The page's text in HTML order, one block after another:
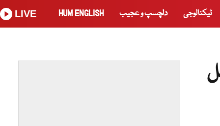
ٹیکنالوجی دلچسپ و عجیب HUM ENGLISH
LIVE